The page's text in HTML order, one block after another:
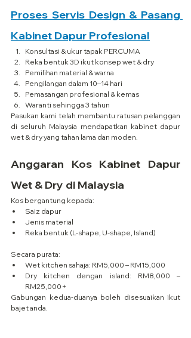
Proses Servis Design & Pasang
Kabinet Dapur Profesional
Konsultasi & ukur tapak PERCUMA
Reka bentuk 3D ikut konsep wet & dry
Pemilihan material & warna
Pengilangan dalam 10–14 hari
Pemasangan profesional & kemas
Waranti sehingga 3 tahun
Pasukan kami telah membantu ratusan pelanggan
di seluruh Malaysia mendapatkan kabinet dapur
wet & dry yang tahan lama dan moden.
Anggaran Kos Kabinet Dapur
Wet & Dry di Malaysia
Kos bergantung kepada:
Saiz dapur
Jenis material
Reka bentuk (L-shape, U-shape, Island)
Secara purata:
Wet kitchen sahaja: RM5,000 – RM15,000
Dry kitchen dengan island: RM8,000 –
RM25,000+
Gabungan kedua-duanya boleh disesuaikan ikut
bajet anda.